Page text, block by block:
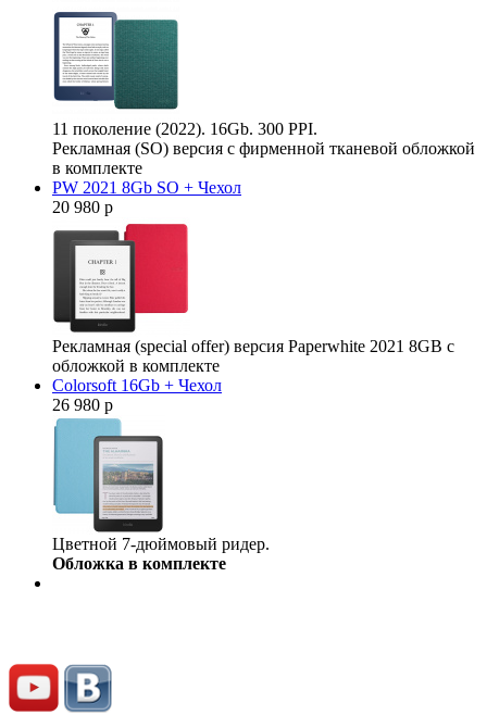
11 поколение (2022). 16Gb. 300 PPI.
Рекламная (SO) версия с фирменной тканевой обложкой
в комплекте
PW 2021 8Gb SO + Чехол
20 980 р
Рекламная (special offer) версия Paperwhite 2021 8GB с
обложкой в комплекте
Colorsoft 16Gb + Чехол
26 980 р
Цветной 7-дюймовый ридер.
Обложка в комплекте